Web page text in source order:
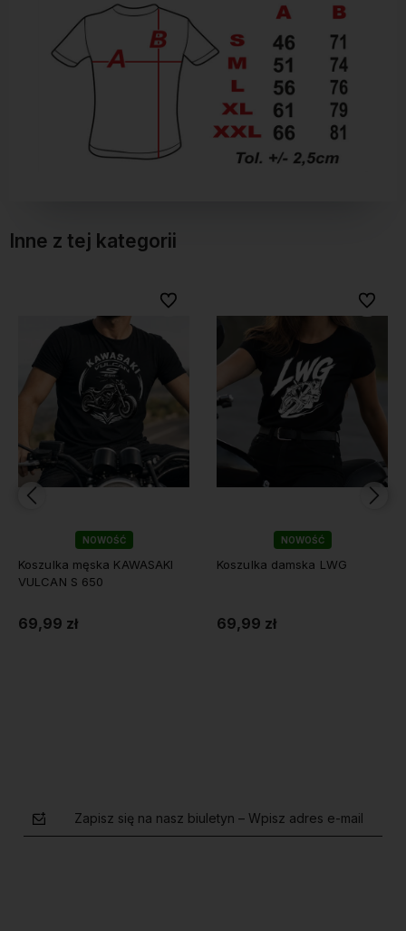
Inne z tej kategorii
męska KAWASAKI
S 650
Do ulubionych
Do ulubionych
Koszulka damska LWG
69,99 zł
Do ulubionych
Do ulubionych
Zapisz się na nasz biuletyn – Wpisz adres e-mail